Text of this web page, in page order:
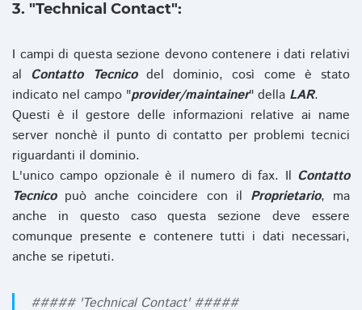
3. "Technical Contact":
I campi di questa sezione devono contenere i dati relativi
al Contatto Tecnicodel dominio, così come è stato
indicato nel campo "provider/maintainer" della LAR.
Questi è il gestore delle informazioni relative ai name
server nonchè il punto di contatto per problemi tecnici
riguardanti il dominio.
L'unico campo opzionale è il numero di fax. Il Contatto
Tecnicopuò anche coincidere con il Proprietario, ma
anche in questo caso questa sezione deve essere
comunque presente e contenere tutti i dati necessari,
anche se ripetuti.
##### 'Technical Contact' #####